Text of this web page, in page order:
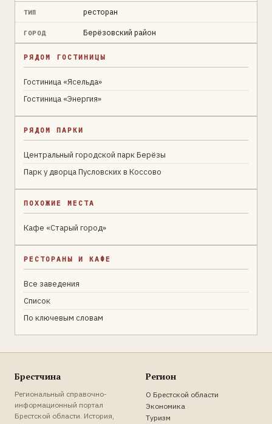
ТИП ресторан
ГОРОД Берёзовский район
РЯДОМ ГОСТИНИЦЫ
Гостиница «Ясельда»
Гостиница «Энергия»
РЯДОМ ПАРКИ
Центральный городской парк Берёзы
Парк у дворца Пусловских в Коссово
ПОХОЖИЕ МЕСТА
Кафе «Старый город»
РЕСТОРАНЫ И КАФЕ
Все заведения
Список
По ключевым словам
Брестчина
Региональный справочно-
информационный портал
Брестской области. История,
Регион
О Брестской области
Экономика
Туризм